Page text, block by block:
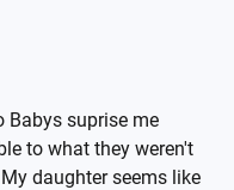
Babys suprise me
to what they weren't
daughter seems like